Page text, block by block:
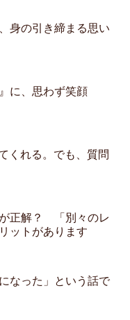
身の引き締まる思い
に、思わず笑顔
くれる。でも、質問
正解？ 「別々のレ
ットがあります
なった」という話で